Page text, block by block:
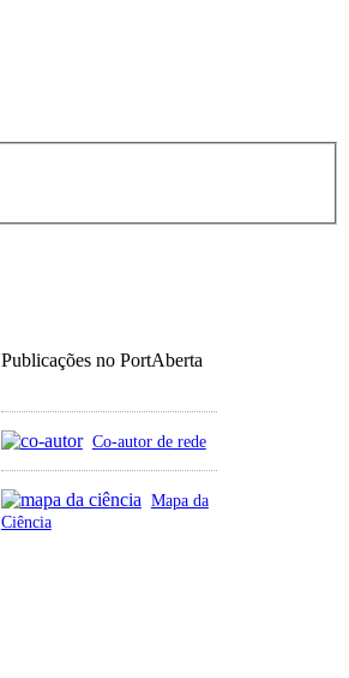
Publicações no PortAberta
Co-autor de rede
Mapa da
Ciência